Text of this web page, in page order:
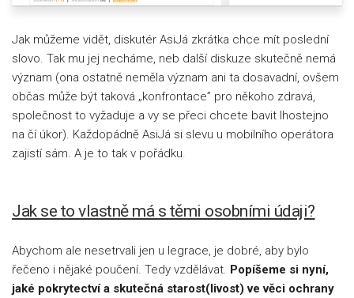
Jak můžeme vidět, diskutér AsiJá zkrátka chce mít poslední
slovo. Tak mu jej necháme, neb další diskuze skutečně nemá
význam (ona ostatně neměla význam ani ta dosavadní, ovšem
občas může být taková „konfrontace” pro někoho zdravá,
společnost to vyžaduje a vy se přeci chcete bavit lhostejno
na čí úkor). Každopádně AsiJá si slevu u mobilního operátora
zajistí sám. A je to tak v pořádku.
Jak se to vlastně má s těmi osobními údaji?
Abychom ale nesetrvali jen u legrace, je dobré, aby bylo
řečeno i nějaké poučení. Tedy vzdělávat. Popíšeme si nyní,
jaké pokrytectví a skutečná starost(livost) ve věci ochrany